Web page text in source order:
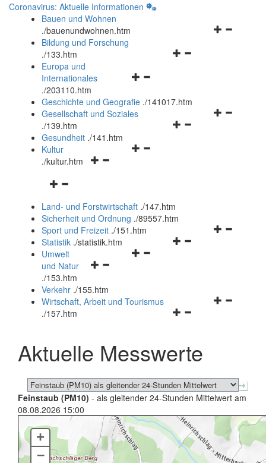
Coronavirus: Aktuelle Informationen
Bauen und Wohnen
./bauenundwohnen.htm
Navigationsmenü
Bildung und Forschung
./133.htm
Navigationsmenü
und
schließen
Europa und
Internationales
./203110.htm
Geschichte und Geografie ./141017.htm
Navigationsmenü
Gesellschaft und Soziales
./139.htm
Navigationsmenü
Gesundheit ./141.htm
Navigationsmenü
Kultur
./kultur.htm
Navigationsmenü
und
schließen
Land- und Forstwirtschaft ./147.htm
Sicherheit und Ordnung ./89557.htm
Navigationsmenü
Sport und Freizeit ./151.htm
Navigationsmenü
Statistik ./statistik.htm
Navigationsmenü
und
schließen
Umwelt
und Natur
./153.htm
Verkehr ./155.htm
Navigationsmenü
schließen
Wirtschaft, Arbeit und Tourismus
./157.htm
Aktuelle Messwerte
Feinstaub (PM10) - als gleitender 24-Stunden Mittelwert am
08.08.2026 15:00
+
–